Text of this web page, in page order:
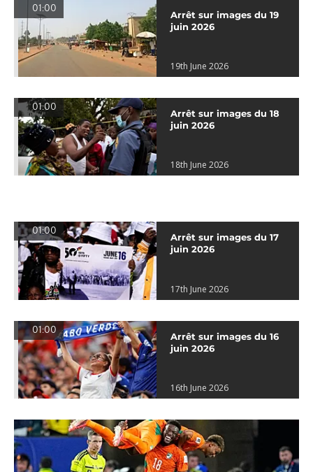
01:00
Arrêt sur images du 19
juin 2026
19th June 2026
01:00
Arrêt sur images du 18
juin 2026
18th June 2026
01:00
Arrêt sur images du 17
juin 2026
17th June 2026
01:00
Arrêt sur images du 16
juin 2026
16th June 2026